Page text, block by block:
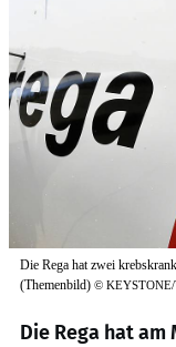
Die Rega hat zwei
(Themenbild) ©
Die Rega hat